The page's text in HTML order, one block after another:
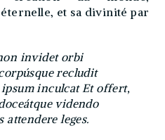
et sa divinité par
invidet orbi
recludit
inculcat Et offert,
videndo
attendere leges.